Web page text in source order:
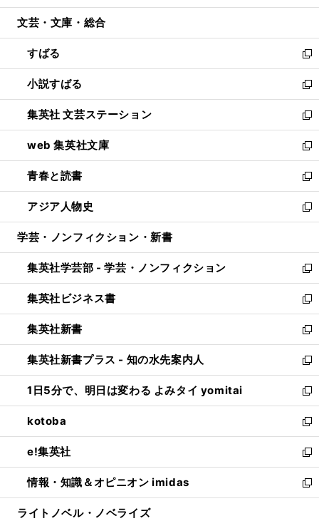
開
ウ
開
く
ン
ウ
で
開
く
ウ
ン
ド
ウ
で
開
く
文芸・文庫・総合
すばる
新
し
い
ウ
ィ
ン
ド
ウ
で
開
く
小説すばる
新
し
い
ウ
ィ
ン
ド
ウ
で
開
集英社 文芸ステーション
新
し
い
ウ
ィ
ン
ド
ウ
開
く
web 集英社文庫
新
し
い
ウ
ィ
ン
ウ
で
開
く
青春と読書
新
し
い
ウ
ン
ド
ウ
で
開
く
アジア人物史
新
し
ウ
ィ
ン
ド
ウ
で
開
く
学芸・ノンフィクション・新書
集英社学芸部 - 学芸・ノンフィクション
新
し
い
ウ
ィ
ン
ド
ウ
で
開
く
集英社ビジネス書
新
し
い
ウ
ィ
ン
ド
ウ
で
開
く
集英社新書
新
し
い
ウ
ィ
ン
ド
ウ
で
開
く
集英社新書プラス - 知の水先案内人
新
し
い
ウ
ィ
ン
ド
ウ
で
開
1日5分で、明日は変わる よみタイ yomitai
新
し
い
ウ
ィ
ン
ド
ウ
kotoba
新
し
い
ウ
ィ
ン
e!集英社
新
し
い
ウ
情報・知識＆オピニオン imidas
新
し
ライトノベル・ノベライズ